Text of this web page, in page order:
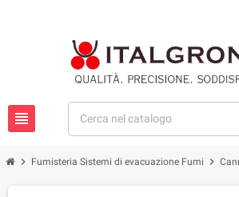
view_headline
chevron_right Fumisteria Sistemi di evacuazione Fumi chevron_right